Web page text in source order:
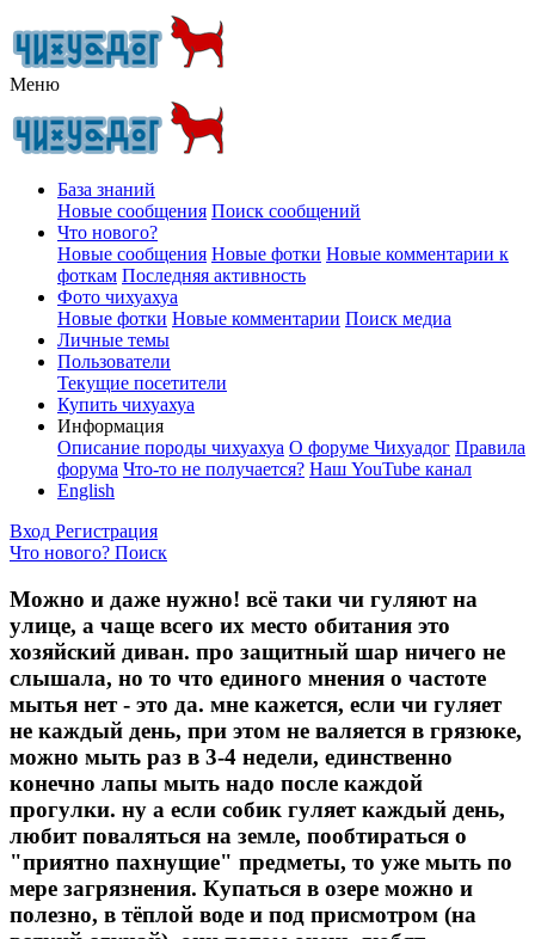
Меню
База знаний
Новые сообщения Поиск сообщений
Что нового?
Новые сообщения Новые фотки Новые комментарии к
фоткам Последняя активность
Фото чихуахуа
Новые фотки Новые комментарии Поиск медиа
Личные темы
Пользователи
Текущие посетители
Купить чихуахуа
Информация
Описание породы чихуахуа О форуме Чихуадог Правила
форума Что-то не получается? Наш YouTube канал
English
Вход Регистрация
Что нового? Поиск
Можно и даже нужно! всё таки чи гуляют на
улице, а чаще всего их место обитания это
хозяйский диван. про защитный шар ничего не
слышала, но то что единого мнения о частоте
мытья нет - это да. мне кажется, если чи гуляет
не каждый день, при этом не валяется в грязюке,
можно мыть раз в 3-4 недели, единственно
конечно лапы мыть надо после каждой
прогулки. ну а если собик гуляет каждый день,
любит поваляться на земле, пообтираться о
"приятно пахнущие" предметы, то уже мыть по
мере загрязнения. Купаться в озере можно и
полезно, в тёплой воде и под присмотром (на